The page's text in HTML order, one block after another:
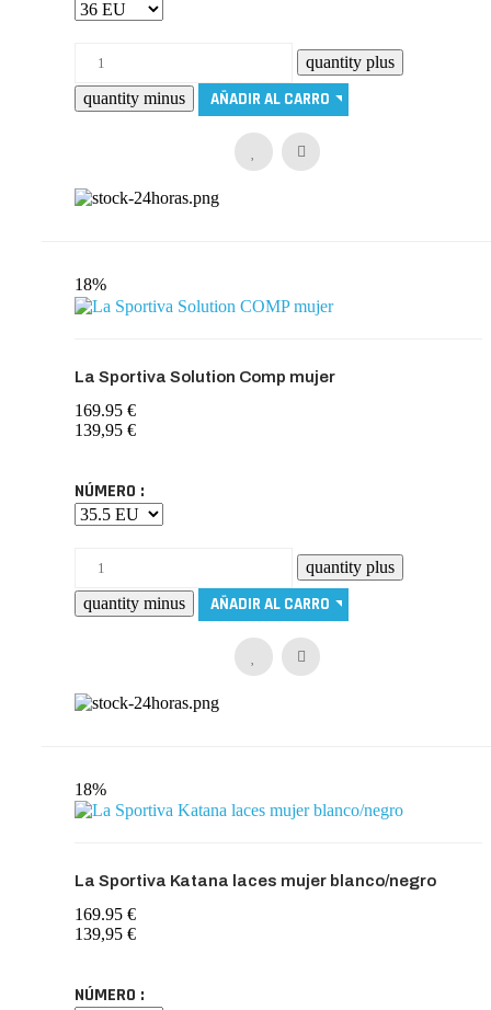
18%
La Sportiva Solution Comp mujer
169.95 €
139,95 €
NÚMERO :
18%
La Sportiva Katana laces mujer blanco/negro
169.95 €
139,95 €
NÚMERO :